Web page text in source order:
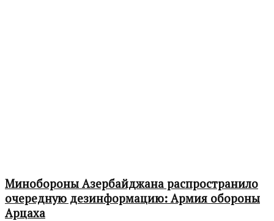
Минобороны Азербайджана распространило
очередную дезинформацию: Армия обороны
Арцаха